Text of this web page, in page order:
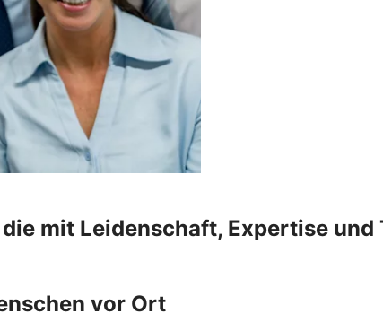
mit Leidenschaft, Expertise und
vor Ort